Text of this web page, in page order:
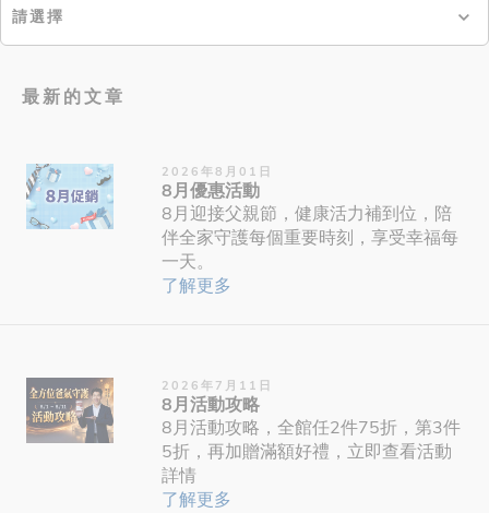
請選擇
最新的文章
2026年8月01日
8月優惠活動
8月迎接父親節，健康活力補到位，陪
伴全家守護每個重要時刻，享受幸福每
一天。
了解更多
2026年7月11日
8月活動攻略
8月活動攻略，全館任2件75折，第3件
5折，再加贈滿額好禮，立即查看活動
詳情
了解更多